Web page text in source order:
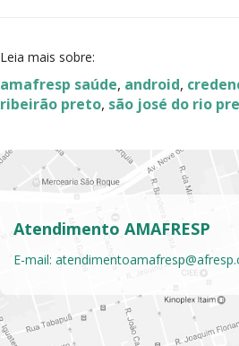
Leia mais sobre:
amafresp saúde, android,
ribeirão preto, são josé do rio
Atendimento AMAFRESP
E-mail: